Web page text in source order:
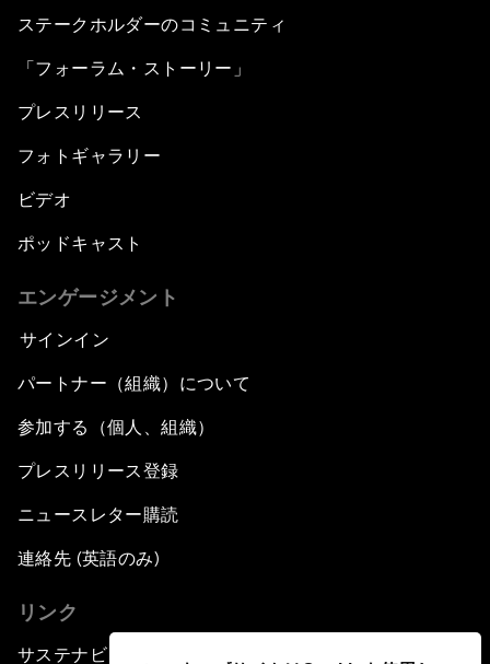
ステークホルダーのコミュニティ
「フォーラム・ストーリー」
プレスリリース
フォトギャラリー
ビデオ
ポッドキャスト
エンゲージメント
サインイン
パートナー（組織）について
参加する（個人、組織）
プレスリリース登録
ニュースレター購読
連絡先 (英語のみ)
リンク
サステナビリティへの取り組み